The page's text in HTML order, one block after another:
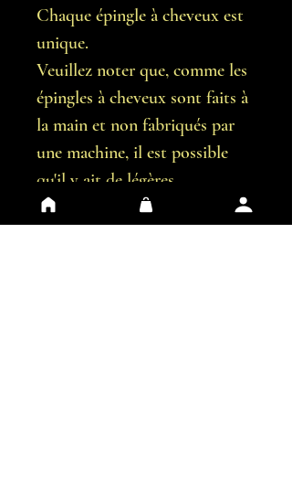
Chaque épingle à cheveux est
unique.
Veuillez noter que, comme les
épingles à cheveux sont faits à
la main et non fabriqués par
une machine, il est possible
qu'il y ait de légères
imperfections.